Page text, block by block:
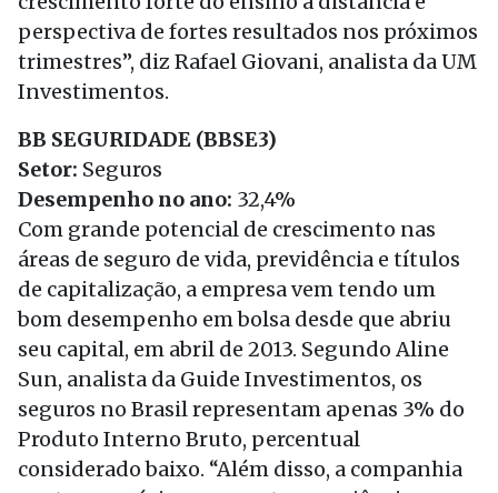
perspectiva de fortes resultados nos próximos
trimestres”, diz Rafael Giovani, analista da UM
Investimentos.
BB SEGURIDADE (BBSE3)
Setor: Seguros
Desempenho no ano: 32,4%
Com grande potencial de crescimento nas
áreas de seguro de vida, previdência e títulos
de capitalização, a empresa vem tendo um
bom desempenho em bolsa desde que abriu
seu capital, em abril de 2013. Segundo Aline
Sun, analista da Guide Investimentos, os
seguros no Brasil representam apenas 3% do
Produto Interno Bruto, percentual
considerado baixo. “Além disso, a companhia